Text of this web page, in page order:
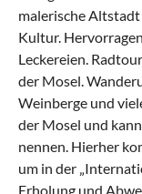
malerische
Kultur.
Leckereien.
der Mosel.
Weinberge und
der Mosel und
nennen. Hierher
um in der
Erholung und